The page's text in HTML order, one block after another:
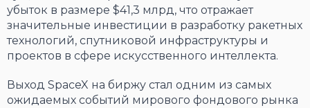
убыток в размере $41,3 млрд, что отражает
значительные инвестиции в разработку ракетных
технологий, спутниковой инфраструктуры и
проектов в сфере искусственного интеллекта.
Выход SpaceX на биржу стал одним из самых
ожидаемых событий мирового фондового рынка